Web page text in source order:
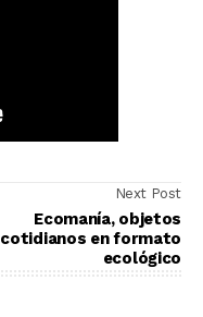
Next Post
Ecomanía, objetos
cotidianos en formato
ecológico